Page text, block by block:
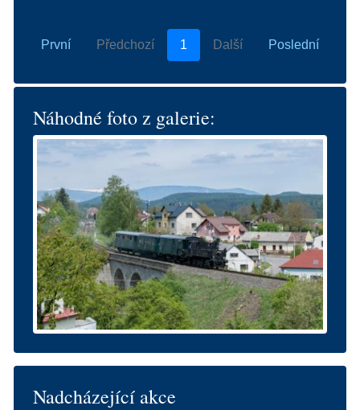
První Předchozí 1 Další Poslední
Náhodné foto z galerie:
Nadcházející akce